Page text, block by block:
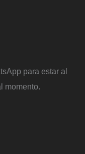
para estar al
momento.